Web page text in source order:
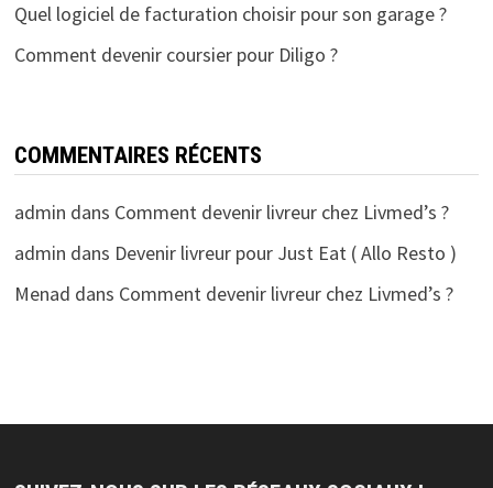
Quel logiciel de facturation choisir pour son garage ?
Comment devenir coursier pour Diligo ?
COMMENTAIRES RÉCENTS
admin dans Comment devenir livreur chez Livmed’s ?
admin dans Devenir livreur pour Just Eat ( Allo Resto )
Menad dans Comment devenir livreur chez Livmed’s ?